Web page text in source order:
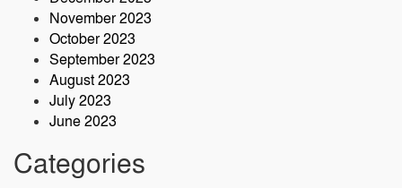
November 2023
October 2023
September 2023
August 2023
July 2023
June 2023
Categories